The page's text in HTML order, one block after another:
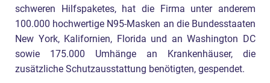
schweren Hilfspaketes, hat die Firma unter anderem
100.000 hochwertige N95-Masken an die Bundesstaaten
New York, Kalifornien, Florida und an Washington DC
sowie 175.000 Umhänge an Krankenhäuser, die
zusätzliche Schutzausstattung benötigten, gespendet.